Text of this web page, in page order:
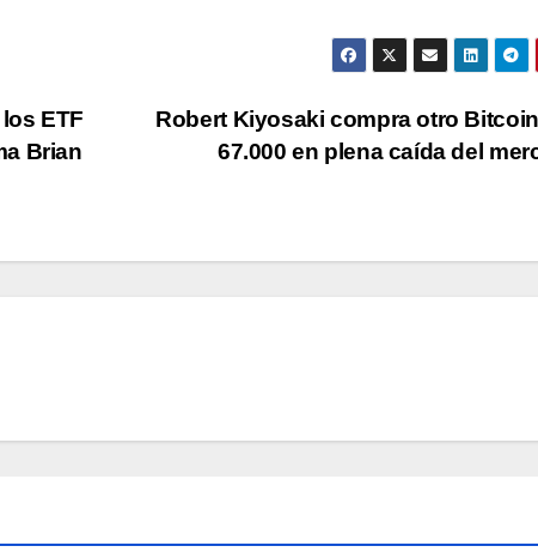
Robert Kiyosaki compra otro
67.000 en plena caída del
ETF
Brian